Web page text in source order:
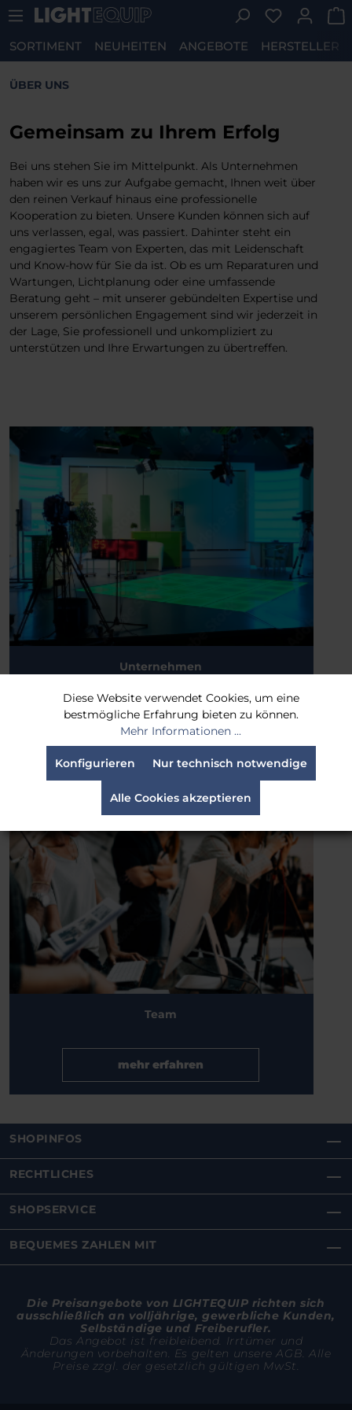
Zum Hauptinhalt springen Du hast 0
SORTIMENT NEUHEITEN ANGEBOTE HERSTELLER
ÜBER UNS
Gemeinsam zu Ihrem Erfolg
Bei uns stehen Sie im Mittelpunkt. Als Unternehmen
haben wir es uns zur Aufgabe gemacht, Ihnen weit über
den reinen Verkauf hinaus eine professionelle
Kooperation zu bieten. Unsere Kunden können sich auf
uns verlassen, egal, was passiert. Dahinter steht ein
engagiertes Team von Experten, das mit Leidenschaft
und Know-how für Sie da ist. Ob es um Reparaturen und
Wartungen, Lichtplanung oder eine umfassende
Beratung geht – mit unserer gebündelten Expertise und
unserem persönlichen Engagement sind wir jederzeit in
der Lage, Sie professionell und unkompliziert zu
unterstützen und Ihre Erwartungen zu übertreffen.
Unternehmen
mehr erfahren
Team
mehr erfahren
SHOPINFOS
RECHTLICHES
SHOPSERVICE
BEQUEMES ZAHLEN MIT
Die Preisangebote von LIGHTEQUIP richten sich
ausschließlich an volljährige, gewerbliche Kunden,
Selbständige und Freiberufler.
Das Angebot ist freibleibend. Irrtümer und
Änderungen vorbehalten. Es gelten unsere AGB. Alle
Preise zzgl. der gesetzlich gültigen MwSt.
Diese Website verwendet Cookies, um eine
bestmögliche Erfahrung bieten zu können.
Mehr Informationen ...
Nur technisch notwendige
Konfigurieren
Alle Cookies akzeptieren